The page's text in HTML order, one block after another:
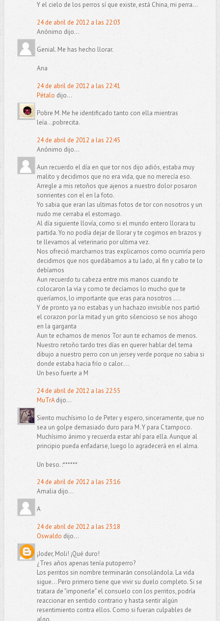
Y el cielo de los perros sí que existe, está China, mi perra...
24 de abril de 2012 a las 22:03
Anónimo dijo...
Genial. Me has hecho llorar.
Ana
24 de abril de 2012 a las 22:41
Pétalo dijo...
Pobre M. Me he identificado tanto con ella mientras
leía...pobrecita.
24 de abril de 2012 a las 22:45
Anónimo dijo...
Aun recuerdo el día en que tor nos dijo adiós, estaba muy
malito y decidimos que no era vida, que no merecía eso.
Arregle a mis retoños que ajenos a nuestro dolor posaron
sonrientes con el en la foto.
Yo sabia que eran las ultimas fotos de tor con nosotros y un
nudo me cerraba el estomago.
Al día siguiente llovía, como si el mundo entero llorara tu
partida. Yo no podía dejar de llorar y te cogimos en brazos y
te llevamos al veterinario por ultima vez.
Nos ofreció marcharnos tras explicarnos como ocurriría pero
decidimos que nos quedábamos a tu lado, al fin y cabo te lo
debíamos
Aun recuerdo tu cabeza entre mis manos cuando te
colocaron la vía y como te decíamos lo mucho que te
queríamos, lo importante que eras para nosotros ....
Y de pronto ya no estabas y un hachazo invisible nos partió
el corazon por la mitad y un grito silencioso se nos ahogo
en la garganta
Aun te echamos de menos Tor aun te echamos de menos.
Nuestro retoño tardo tres días en querer hablar del tema
dibujo a nuestro perro con un jersey verde porque no sabia si
donde estaba hacia frío o calor....
Un beso fuerte a M
24 de abril de 2012 a las 22:55
MuTrAdijo...
Siento muchísimo lo de Peter y espero, sinceramente, que no
sea un golpe demasiado duro para M. Y para C tampoco.
Muchísimo ánimo y recuerda estar ahí para ella. Aunque al
principio pueda enfadarse, luego lo agradecerá en el alma.
Un beso. :******
24 de abril de 2012 a las 23:16
Amalia dijo...
A
24 de abril de 2012 a las 23:18
Oswaldo dijo...
¡Joder, Moli! ¡Qué duro!
¿Tres años apenas tenía putoperro?
Los perritos sin nombre terminarán consolándola. La vida
sigue... Pero primero tiene que vivir su duelo completo. Si se
tratara de "imponerle" el consuelo con los perritos, podría
reaccionar en sentido contrario y hasta sentir algún
resentimiento contra ellos. Como si fueran culpables de